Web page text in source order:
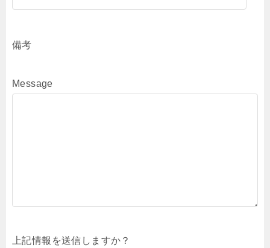
備考
Message
上記情報を送信しますか？